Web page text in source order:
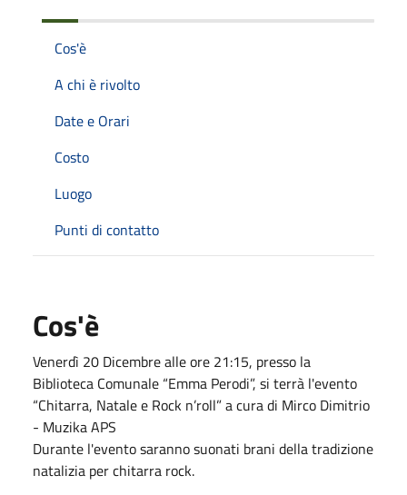
Cos'è
A chi è rivolto
Date e Orari
Costo
Luogo
Punti di contatto
Cos'è
Venerdì 20 Dicembre alle ore 21:15, presso la
Biblioteca Comunale “Emma Perodi”, si terrà l'evento
“Chitarra, Natale e Rock n’roll” a cura di Mirco Dimitrio
- Muzika APS
Durante l'evento saranno suonati brani della tradizione
natalizia per chitarra rock.